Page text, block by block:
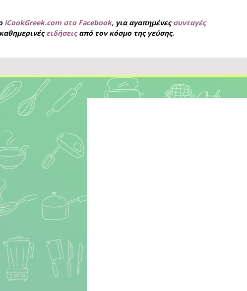
iCookGreek.com στο Facebook, για αγαπημένεςσυνταγές
ειδήσειςαπό τον κόσμο της γεύσης.